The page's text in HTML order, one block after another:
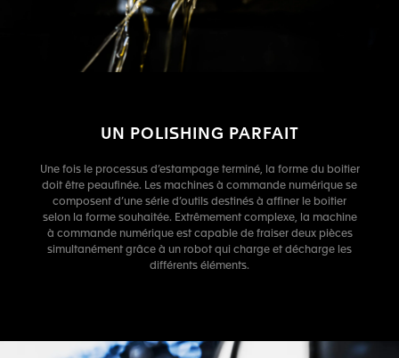
UN POLISHING PARFAIT
Une fois le processus d’estampage terminé, la forme du boitier
doit être peaufinée. Les machines à commande numérique se
composent d’une série d’outils destinés à affiner le boitier
selon la forme souhaitée. Extrêmement complexe, la machine
à commande numérique est capable de fraiser deux pièces
simultanément grâce à un robot qui charge et décharge les
différents éléments.